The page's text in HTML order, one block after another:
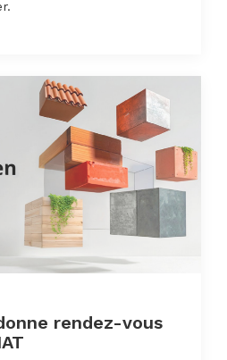
rendez-vous